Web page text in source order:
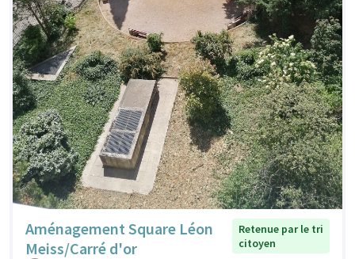
Aménagement Square Léon
Meiss/Carré d'or
Retenue par le tri
citoyen